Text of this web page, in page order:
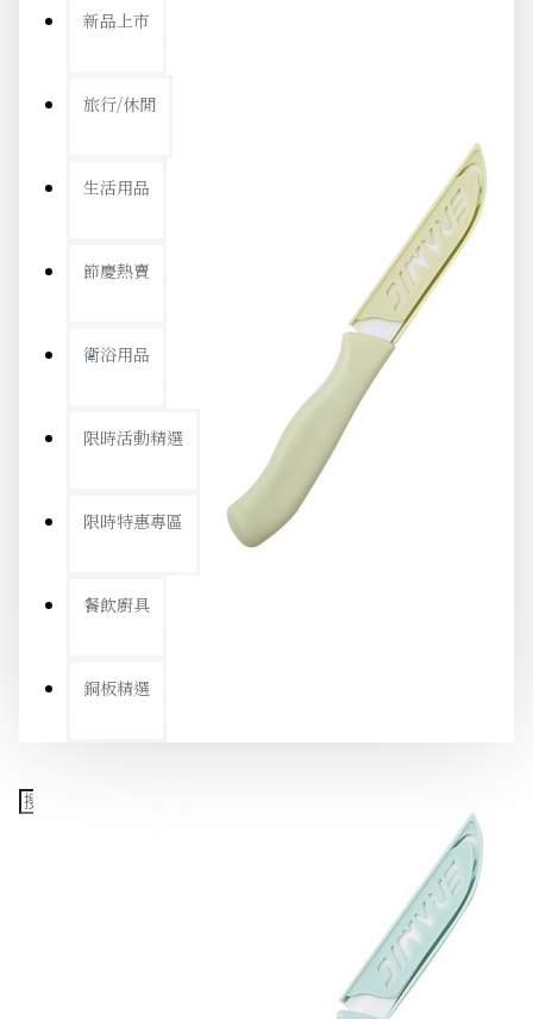
新品上市
旅行/休閒
生活用品
節慶熱賣
衛浴用品
限時活動精選
限時特惠專區
餐飲廚具
銅板精選